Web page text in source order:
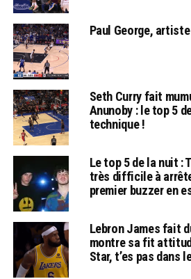
Paul George,
Seth Curry fait
Anunoby : le top 5
technique !
Le top 5 de la nuit :
très difficile à
premier buzzer en
Lebron James fait
montre sa fit
Star, t’es pas dans